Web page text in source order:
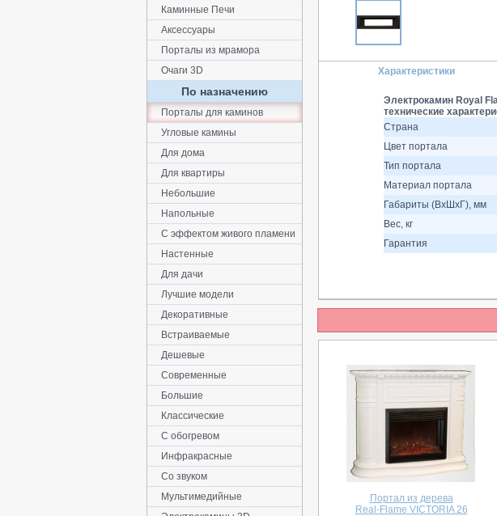
Характеристики
Электрокамин Royal
технические
Страна
Цвет портала
Тип портала
Материал портала
Габариты (ВхШхГ), мм
Вес, кг
Гарантия
Портал из дерева
Real-Flame VICTORIA 26
Каминные Печи
Аксессуары
Порталы из мрамора
Очаги 3D
По назначению
Порталы для каминов
Угловые камины
Для дома
Для квартиры
Небольшие
Напольные
С эффектом живого пламени
Настенные
Для дачи
Лучшие модели
Декоративные
Встраиваемые
Дешевые
Современные
Большие
Классические
С обогревом
Инфракрасные
Со звуком
Мультимедийные